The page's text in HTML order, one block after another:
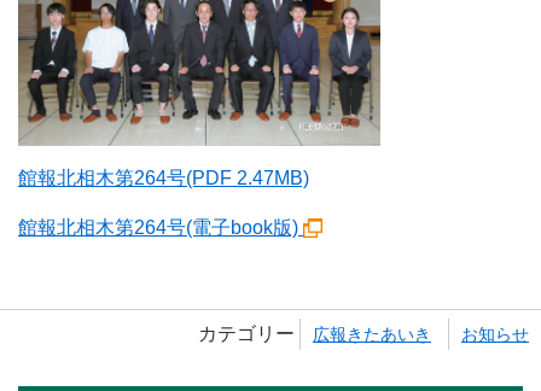
館報北相木第264号(PDF 2.47MB)
館報北相木第264号(電子book版)
カテゴリー 広報きたあいき お知らせ